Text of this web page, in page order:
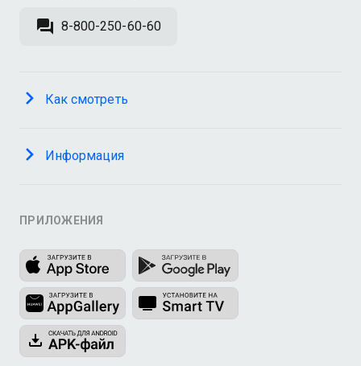
8-800-250-60-60
Как смотреть
Информация
ПРИЛОЖЕНИЯ